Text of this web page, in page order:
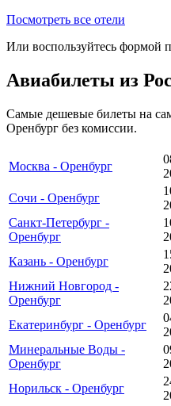
Посмотреть все отели
Или воспользуйтесь формой
Авиабилеты из
Самые дешевые билеты на
Оренбург без комиссии.
Москва - Оренбург
Сочи - Оренбург
Санкт-Петербург -
Оренбург
Казань - Оренбург
Нижний Новгород -
Оренбург
Екатеринбург - Оренбург
Минеральные Воды -
Оренбург
Норильск - Оренбург